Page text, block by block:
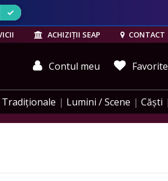
ACHIZIȚII SEAP CONTACT
Contul meu Favorite
Tradiționale Lumini / Scene Căști